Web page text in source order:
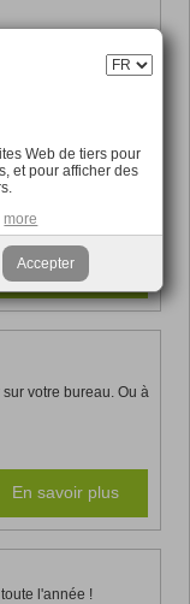
En savoir plus
retenir les dates
En savoir plus
votre bureau. Ou à
En savoir plus
l'année !
Web de tiers pour
et pour afficher des
more
Accepter